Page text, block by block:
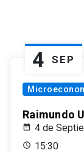
4 SEP
Raimundo
4 de
15:30